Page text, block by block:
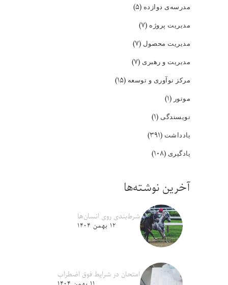
مدرسه‌ی دوازده (۵)
مدیریت پروژه (۷)
مدیریت محصول (۷)
مدیریت و رهبری (۷)
مرکز نوآوری و توسعه (۱۵)
موتور (۱)
نویسندگی (۱)
یادداشت (۳۹۱)
یادگیری (۱۰۸)
آخرین نوشته‌ها
شرط‌بندی روی انسان‌ها
۱۲ بهمن ۱۴۰۴
امتحان در شرایط فوق اضطراب